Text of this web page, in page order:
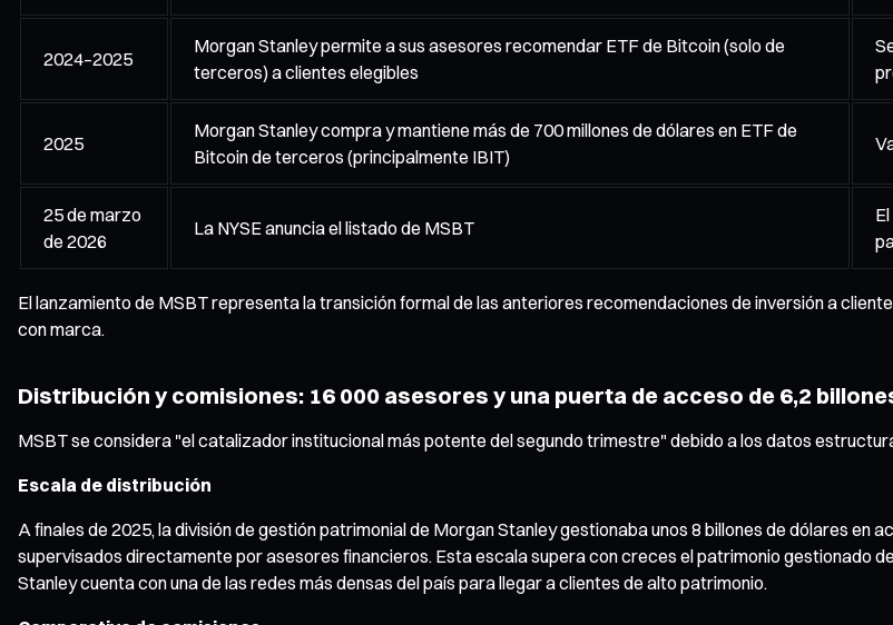
2024–2025
Morgan Stanley permite a sus asesores recomendar ETF de Bitcoin (solo de
terceros) a clientes elegibles
2025
Morgan Stanley compra y mantiene más de 700 millones de dólares en ETF de
Bitcoin de terceros (principalmente IBIT)
25 de marzo
de 2026
La NYSE anuncia el listado de MSBT
El lanzamiento de MSBT representa la transición formal de las anteriores recomendaciones de inversión a
con marca.
Distribución y comisiones: 16 000 asesores y una puerta de acceso de 6,2
MSBT se considera "el catalizador institucional más potente del segundo trimestre" debido a los datos
Escala de distribución
A finales de 2025, la división de gestión patrimonial de Morgan Stanley gestionaba unos 8 billones de dólares en
supervisados directamente por asesores financieros. Esta escala supera con creces el patrimonio gestionado
Stanley cuenta con una de las redes más densas del país para llegar a clientes de alto patrimonio.